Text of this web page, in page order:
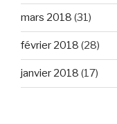
mars 2018 (31)
février 2018 (28)
janvier 2018 (17)